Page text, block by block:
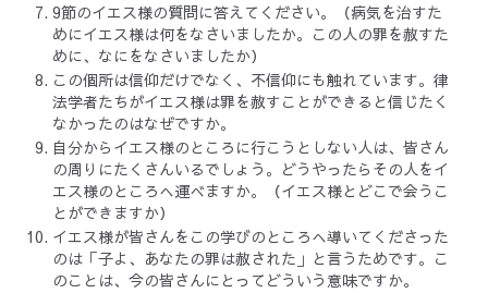
9節のイエス様の質問に答えてください。（病気を治すた
めにイエス様は何をなさいましたか。この人の罪を赦すた
めに、なにをなさいましたか）
この個所は信仰だけでなく、不信仰にも触れています。律
法学者たちがイエス様は罪を赦すことができると信じたく
なかったのはなぜですか。
自分からイエス様のところに行こうとしない人は、皆さん
の周りにたくさんいるでしょう。どうやったらその人をイ
エス様のところへ運べますか。（イエス様とどこで会うこ
とができますか）
イエス様が皆さんをこの学びのところへ導いてくださった
のは「子よ、あなたの罪は赦された」と言うためです。こ
のことは、今の皆さんにとってどういう意味ですか。